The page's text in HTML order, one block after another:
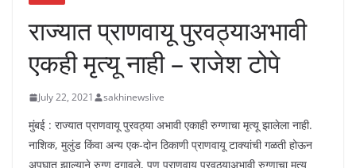
राज्यात प्राणवायू पुरवठ्याअभावी
एकही मृत्यू नाही – राजेश टोपे
July 22, 2021 sakhinewslive
मुंबई : राज्यात प्राणवायू पुरवठ्या अभावी एकाही रुग्णाचा मृत्यू झालेला नाही.
नाशिक, मुलुंड किंवा अन्य एक-दोन ठिकाणी प्राणवायू टाक्यांची गळती होऊन
अपघात झाल्याने रुग्ण दगावले, पण प्राणवायू पुरवठ्याअभावी रुग्णाचा मृत्यू